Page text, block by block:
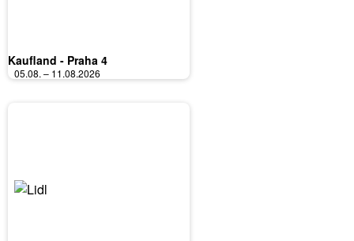
Kaufland - Praha 4
05.08. – 11.08.2026